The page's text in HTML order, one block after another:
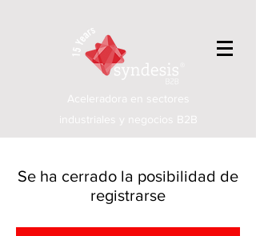
Aceleradora en sectores
industriales y negocios B2B
Se ha cerrado la posibilidad de
registrarse